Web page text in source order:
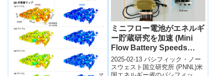
ミニフロー電池がエネルギ
ー貯蔵研究を加速 (Mini
Flow Battery Speeds
Energy Storage
Research)
2025-02-13 パシフィック・ノー
スウェスト国立研究所 (PNNL)米